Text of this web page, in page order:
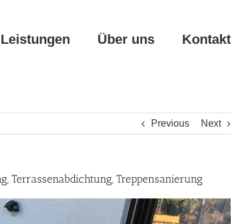
Leistungen Über uns Kontakt
Previous Next
Terrassenabdichtung, Treppensanierung